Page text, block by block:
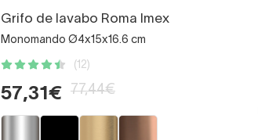
Grifo de lavabo Roma Imex
Monomando Ø4x15x16.6 cm
(12)
57,31€ 77,44€